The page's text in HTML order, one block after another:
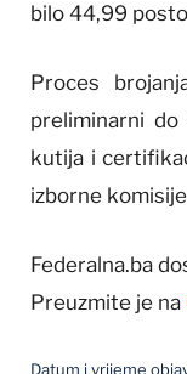
bilo 44,99
Proces
preliminarni do
kutija i
izborne
Federalna.ba
Preuzmite je na
Datum i vrijeme